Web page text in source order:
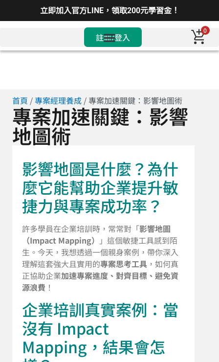
立即加入官方LINE，領取200元學習金！
註冊/登入
0
首頁 /專案經理養成 / 專案加速關鍵：影響地圖術
專案加速關鍵：影響
地圖術
影響地圖是什麼？為什
麼它能幫助企業提升敏
捷力與專案成功率？
許多學員在企業培訓時，常常對「影響地圖
（Impact Mapping） 」這個敏捷工具感到陌
生。今天，我想透過一個親身案例，帶你深入
理解這套強大且實用的專案思考工具 ，如何真
正協助企業加速專案進度、對齊目標、避免資
源浪費 ！
企業培訓真實案例：當
沒有 Impact
Mapping，結果會怎